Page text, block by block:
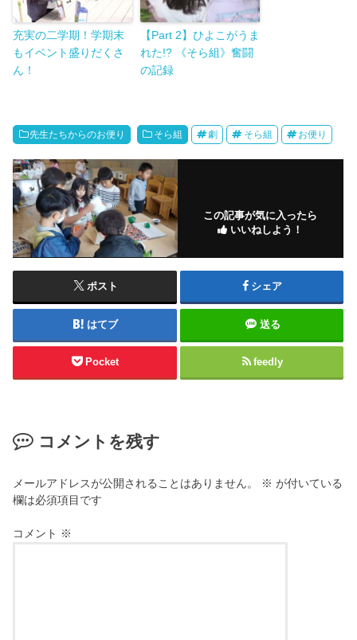
充実の二学期！学期末
もイベント盛りだくさ
ん！
【Part 2】ひよこがうま
れた!? 《そら組》奮闘
の記録
先生たちからのお便り そら組 劇 そら組 お便り
この記事が気に入ったら
いいねしよう！
ポスト シェア
はてブ 送る
Pocket feedly
コメントを残す
メールアドレスが公開されることはありません。 ※ が付いている
欄は必須項目です
コメント ※